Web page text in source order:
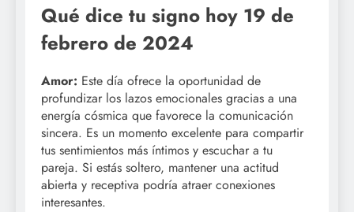
Qué dice tu signo hoy 19 de
febrero de 2024
Amor: Este día ofrece la oportunidad de
profundizar los lazos emocionales gracias a una
energía cósmica que favorece la comunicación
sincera. Es un momento excelente para compartir
tus sentimientos más íntimos y escuchar a tu
pareja. Si estás soltero, mantener una actitud
abierta y receptiva podría atraer conexiones
interesantes.